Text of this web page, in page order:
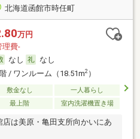
北海道函館市時任町
万円
理費-
なし
なし
/ ワンルーム（18.51m2）
敷金なし
一人暮らし
最上階 室内洗濯機置き場
は美原・亀田支所向かいにあ